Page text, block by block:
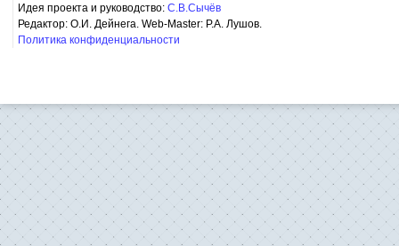
Идея проекта и руководство: С.В.Сычёв
Редактор: О.И. Дейнега. Web-Master: Р.А. Лушов.
Политика конфиденциальности